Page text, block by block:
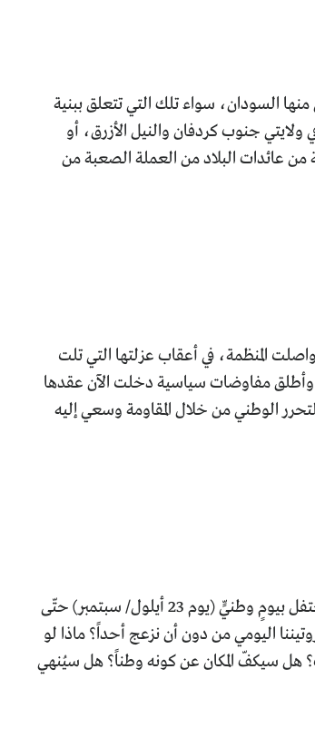
منها السودان، سواء تلك التي تتعلق ببنية
جنوب كردفان والنيل الأزرق، أو
بسبب انفصال الجنوب الذي حمل معه نحو 90 في المئة من عائدات البلاد من العملة الصعبة من
المنظمة، في أعقاب عزلتها التي تلت
تلك الحرب وأطلق مفاوضات سياسية دخلت الآن عقدها
الوطني من خلال المقاومة وسعي إليه
دعونا نفكر بوضوح، ماذا يعني أن نكون مواطنين في هذه البلاد؟ هل يكفي أن نحتفل بيومٍ وطنيٍّ (يوم 23 أيلول/ سبتمبر) حتّى
اليومي من دون أن نزعج أحداً؟ ماذا لو
هل سيكفّ المكان عن كونه وطناً؟ هل سيُنهي